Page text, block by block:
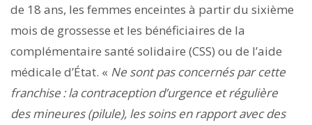
de 18 ans, les femmes enceintes à partir du sixième
mois de grossesse et les bénéficiaires de la
complémentaire santé solidaire (CSS) ou de l’aide
médicale d’État. « Ne sont pas concernés par cette
franchise : la contraception d’urgence et régulière
des mineures (pilule), les soins en rapport avec des